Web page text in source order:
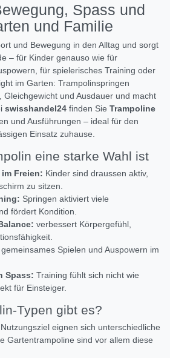
Spass und
und Familie
und Bewegung in den Alltag und sorgt
– für Kinder genauso wie für
für spielerisches Training oder
im Garten: Trampolinspringen
Gleichgewicht und Ausdauer und macht
swisshandel24 finden Sie Trampoline
und Ausführungen – ideal für den
Einsatz zuhause.
eine starke Wahl ist
Freien: Kinder sind draussen aktiv,
zu sitzen.
Springen aktiviert viele
fördert Kondition.
verbessert Körpergefühl,
gemeinsames Spielen und Auspowern im
Spass: Training fühlt sich nicht wie
für Einsteiger.
Typen gibt es?
eignen sich unterschiedliche
Gartentrampoline sind vor allem diese